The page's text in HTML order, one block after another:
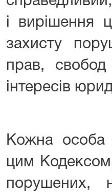
і вирішення
захисту
прав, свобод
інтересів
Кожна особа
цим
порушених,